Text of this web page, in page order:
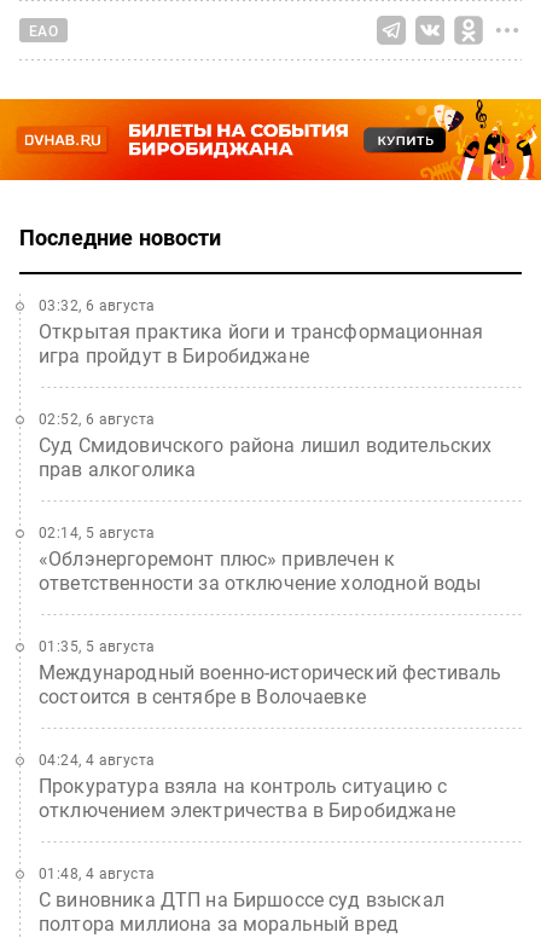
ЕАО
Последние новости
Открытая практика йоги и трансформационная
игра пройдут в Биробиджане
03:32, 6 августа
Суд Смидовичского района лишил водительских
прав алкоголика
02:52, 6 августа
«Облэнергоремонт плюс» привлечен к
ответственности за отключение холодной воды
02:14, 5 августа
Международный военно-исторический фестиваль
состоится в сентябре в Волочаевке
01:35, 5 августа
Прокуратура взяла на контроль ситуацию с
отключением электричества в Биробиджане
04:24, 4 августа
С виновника ДТП на Биршоссе суд взыскал
полтора миллиона за моральный вред
01:48, 4 августа